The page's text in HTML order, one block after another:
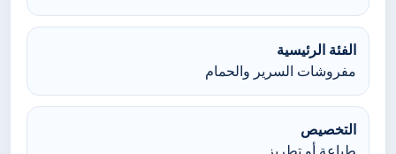
الفئة الرئيسية
مفروشات السرير والحمام
التخصيص
طباعة أو تطريز